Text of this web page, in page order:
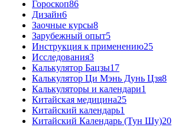
Гороскоп86
Дизайн6
Заочные курсы8
Зарубежный опыт5
Инструкция к применению25
Исследования3
Калькулятор Бацзы17
Калькулятор Ци Мэнь Дунь Цзя8
Калькуляторы и календари1
Китайская медицина25
Китайский календарь1
Китайский Календарь (Тун Шу)20